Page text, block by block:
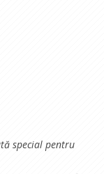
special pentru